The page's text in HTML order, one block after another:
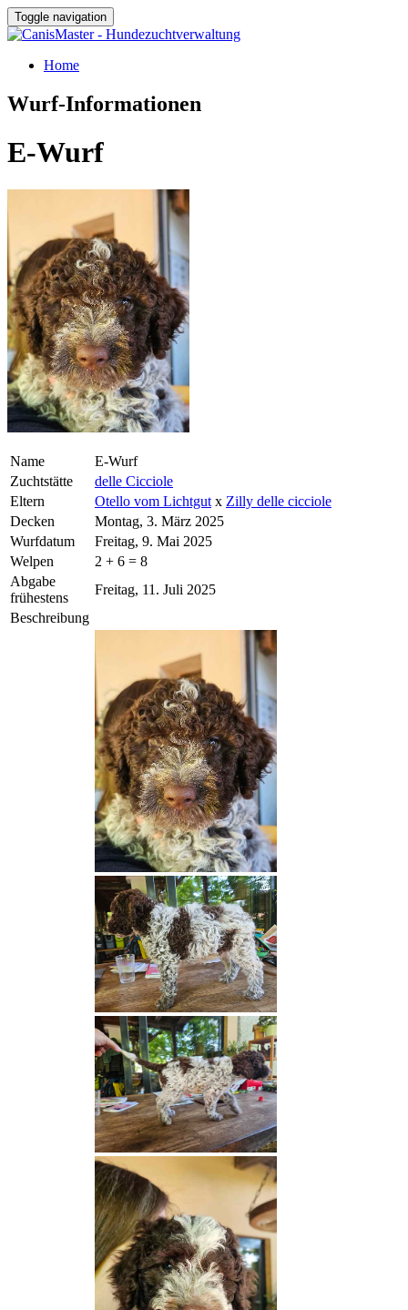
Toggle navigation
Home
Wurf-Informationen
E-Wurf
Name
E-Wurf
Zuchtstätte
delle Cicciole
Eltern
Otello vom Lichtgut x Zilly delle cicciole
Decken
Montag, 3. März 2025
Wurfdatum
Freitag, 9. Mai 2025
Welpen
2 + 6 = 8
Abgabe
frühestens
Freitag, 11. Juli 2025
Beschreibung